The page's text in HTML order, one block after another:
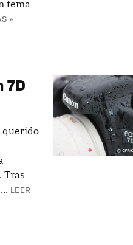
tema
»
7D
querido
Tras
LEER